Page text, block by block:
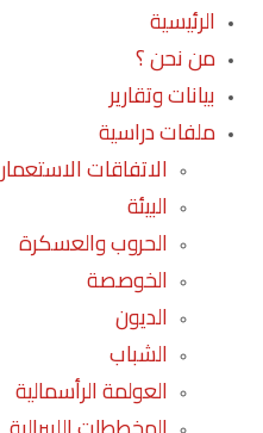
الرئيسية
من نحن ؟
بيانات وتقارير
ملفات دراسية
الاتفاقات
البيئة
الحروب والعسكرة
الخوصصة
الديون
الشباب
العولمة الرأسمالية